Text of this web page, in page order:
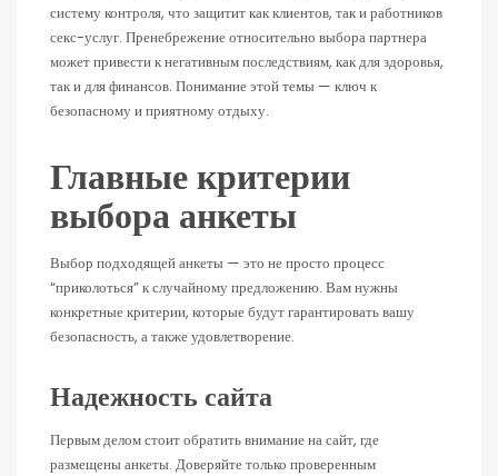
систему контроля, что защитит как клиентов, так и работников
секс-услуг. Пренебрежение относительно выбора партнера
может привести к негативным последствиям, как для здоровья,
так и для финансов. Понимание этой темы — ключ к
безопасному и приятному отдыху.
Главные критерии
выбора анкеты
Выбор подходящей анкеты — это не просто процесс
“приколоться” к случайному предложению. Вам нужны
конкретные критерии, которые будут гарантировать вашу
безопасность, а также удовлетворение.
Надежность сайта
Первым делом стоит обратить внимание на сайт, где
размещены анкеты. Доверяйте только проверенным